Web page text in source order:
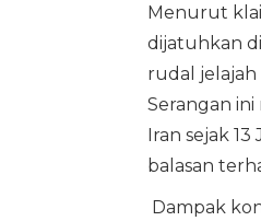
Menurut
dijatuhkan
rudal jelajah
Serangan
Iran sejak
balasan
Dampak